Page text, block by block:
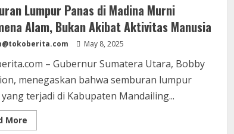
Ganti
Jubir
Demi
Reputasi
Organisasi
Lumpur Panas di Madina Murni
Alam, Bukan Akibat Aktivitas Manusia
May 8, 2025
– Gubernur Sumatera Utara, Bobby
menegaskan bahwa semburan lumpur
terjadi di Kabupaten Mandailing...
MoreRead
more